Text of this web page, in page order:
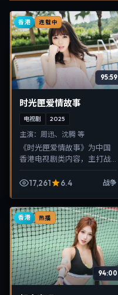
香港 连载中
95:59
时光匣爱情故事
电视剧 2025
主演： 周迅、沈腾 等
《时光匣爱情故事》为中国
香港电视剧类内容，主打战
面清晰，适合移动端与电视
17,261 6.4 战争
香港 热播
94:00